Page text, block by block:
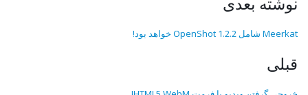
Meerkat شامل OpenShot 1.2.2 خواهد بود!
قبلی